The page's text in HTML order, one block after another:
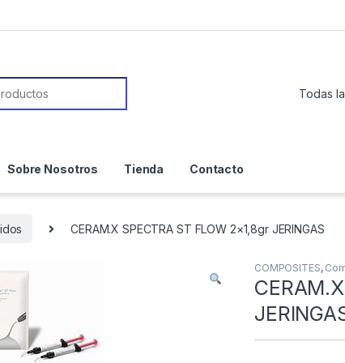
Sobre Nosotros Tienda Contacto
CERAM.X SPECTRA ST FLOW 2×1,8gr JERINGAS
COMPOSITES,